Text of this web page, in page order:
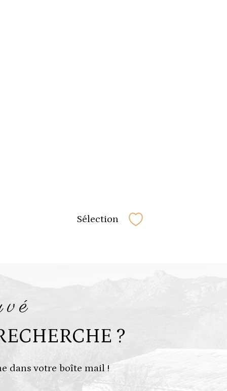
Sélection Sélectionner
?
dans votre boîte mail !